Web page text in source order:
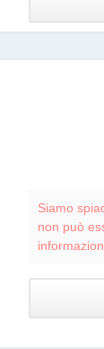
Siamo
non può